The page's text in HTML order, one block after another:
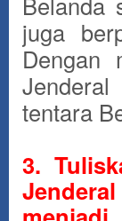
juga
Dengan
tentara
3.